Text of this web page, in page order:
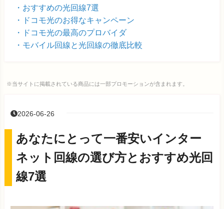
おすすめの光回線7選
ドコモ光のお得なキャンペーン
ドコモ光の最高のプロバイダ
モバイル回線と光回線の徹底比較
※当サイトに掲載されている商品には一部プロモーションが含まれます。
2026-06-26
あなたにとって一番安いインター
ネット回線の選び方とおすすめ光回
線7選